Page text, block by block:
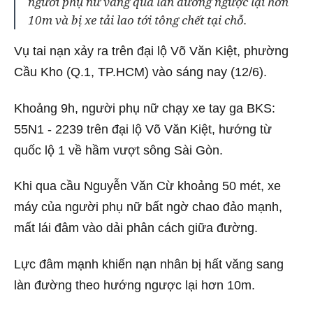
10m và bị xe tải lao tới tông chết tại chỗ.
Vụ tai nạn xảy ra trên đại lộ Võ Văn Kiệt, phường
Cầu Kho (Q.1, TP.HCM) vào sáng nay (12/6).
Khoảng 9h, người phụ nữ chạy xe tay ga BKS:
55N1 - 2239 trên đại lộ Võ Văn Kiệt, hướng từ
quốc lộ 1 về hầm vượt sông Sài Gòn.
Khi qua cầu Nguyễn Văn Cừ khoảng 50 mét, xe
máy của người phụ nữ bất ngờ chao đảo mạnh,
mất lái đâm vào dải phân cách giữa đường.
Lực đâm mạnh khiến nạn nhân bị hất văng sang
làn đường theo hướng ngược lại hơn 10m.